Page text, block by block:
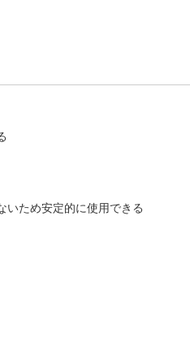
いため安定的に使用できる